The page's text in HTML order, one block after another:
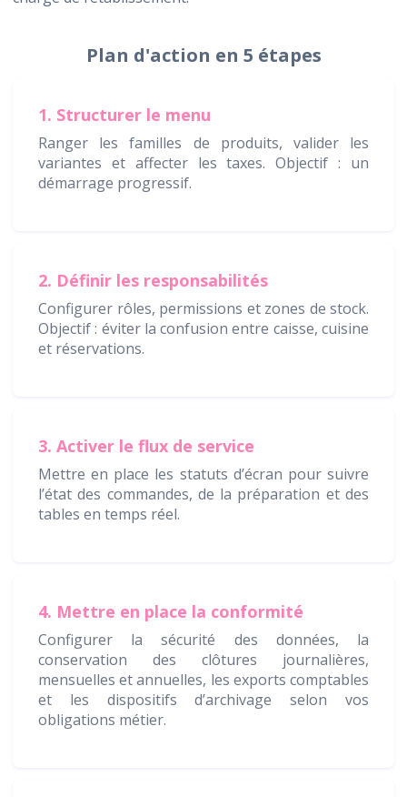
Plan d'action en 5 étapes
1. Structurer le menu
Ranger les familles de produits, valider les
variantes et affecter les taxes. Objectif : un
démarrage progressif.
2. Définir les responsabilités
Configurer rôles, permissions et zones de stock.
Objectif : éviter la confusion entre caisse, cuisine
et réservations.
3. Activer le flux de service
Mettre en place les statuts d’écran pour suivre
l’état des commandes, de la préparation et des
tables en temps réel.
4. Mettre en place la conformité
Configurer la sécurité des données, la
conservation des clôtures journalières,
mensuelles et annuelles, les exports comptables
et les dispositifs d’archivage selon vos
obligations métier.